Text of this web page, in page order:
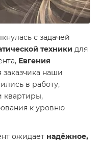
с задачей
техники для
Евгения
наши
в работу,
квартиры,
к уровню
ожидает надёжное,